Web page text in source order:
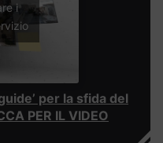
i
per la sfida del
PER IL VIDEO